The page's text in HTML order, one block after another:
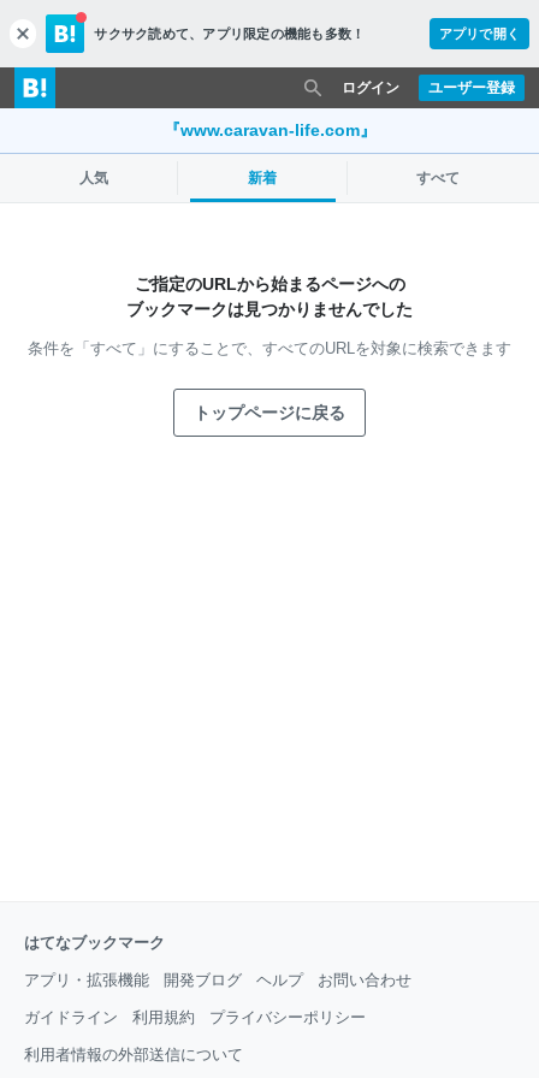
c
l
o
s
サクサク読めて、 アプリ限定の機能も多数！ アプリで開く
ユーザー登録
ログイン
『www.caravan-life.com』
人気 新着 すべて
ご指定のURLから始まるページへの
ブックマークは見つかりませんでした
条件を「すべて」にすることで、 すべてのURLを対象に検索できます
トップページに戻る
はてなブックマーク
アプリ・拡張機能 開発ブログ ヘルプ お問い合わせ
ガイドライン 利用規約 プライバシーポリシー
利用者情報の外部送信について